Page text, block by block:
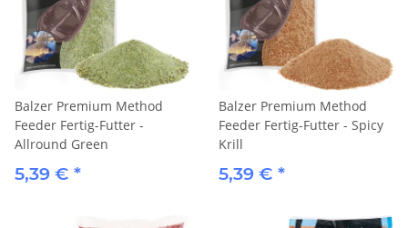
Balzer Premium Method
Feeder Fertig-Futter -
Allround Green
5,39 € *
Balzer Premium Method
Feeder Fertig-Futter - Spicy
Krill
5,39 € *